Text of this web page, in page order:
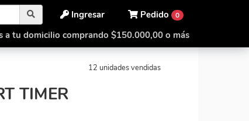
Pedido 0
Ingresar
a tu domicilio comprando $150.000,00 o más
Halo Smart Timer
12 unidades vendidas
TIMER